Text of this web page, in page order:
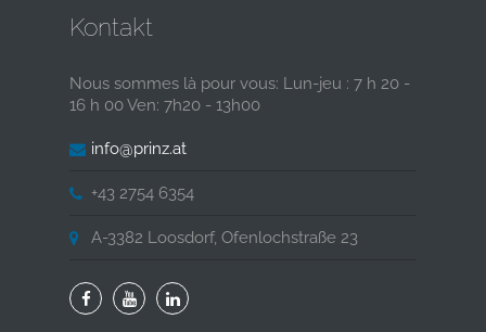
Kontakt
Nous sommes là pour vous: Lun-jeu : 7 h 20 -
16 h 00 Ven: 7h20 - 13h00
info@prinz.at
+43 2754 6354
A-3382 Loosdorf, Ofenlochstraße 23